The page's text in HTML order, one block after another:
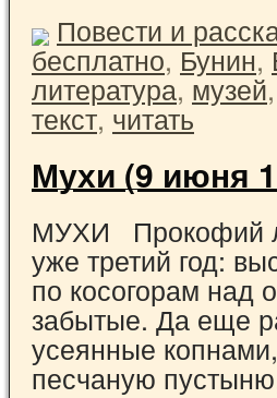
Повести и
бесплатно,Бунин,
литература,музей
текст,читать
Мухи (9 июня
МУХИ Прокофий
уже третий год:
по косогорам над
забытые. Да еще
усеянные
песчаную